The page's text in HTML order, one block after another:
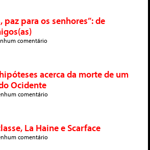
paz para os senhores”: de
comentário
acerca da morte de um
Ocidente
comentário
La Haine e Scarface
comentário